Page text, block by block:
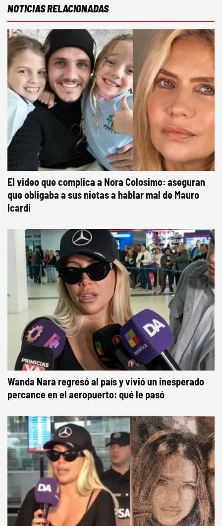
NOTICIAS RELACIONADAS
El video que complica a Nora Colosimo: aseguran
que obligaba a sus nietas a hablar mal de Mauro
Icardi
Wanda Nara regresó al país y vivió un inesperado
percance en el aeropuerto: qué le pasó